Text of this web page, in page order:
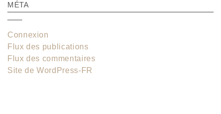
MÉTA
Connexion
Flux des publications
Flux des commentaires
Site de WordPress-FR